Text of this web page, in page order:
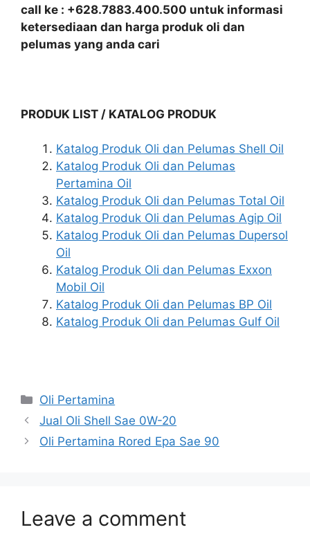
call ke : +628.7883.400.500 untuk informasi
ketersediaan dan harga produk oli dan
pelumas yang anda cari
PRODUK LIST / KATALOG PRODUK
Katalog Produk Oli dan Pelumas Shell Oil
Katalog Produk Oli dan Pelumas
Pertamina Oil
Katalog Produk Oli dan Pelumas Total Oil
Katalog Produk Oli dan Pelumas Agip Oil
Katalog Produk Oli dan Pelumas Dupersol
Oil
Katalog Produk Oli dan Pelumas Exxon
Mobil Oil
Katalog Produk Oli dan Pelumas BP Oil
Katalog Produk Oli dan Pelumas Gulf Oil
Oli Pertamina
Jual Oli Shell Sae 0W-20
Oli Pertamina Rored Epa Sae 90
Leave a comment